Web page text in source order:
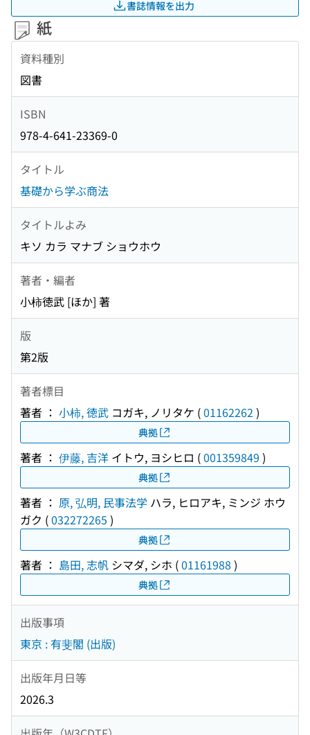
書誌情報を出力
紙
資料種別
図書
ISBN
978-4-641-23369-0
タイトル
基礎から学ぶ商法
タイトルよみ
キソ カラ マナブ ショウホウ
著者・編者
小柿徳武 [ほか] 著
版
第2版
著者標目
著者 ： 小柿, 徳武 コガキ, ノリタケ (01162262 )
典拠
著者 ： 伊藤, 吉洋 イトウ, ヨシヒロ (001359849 )
典拠
著者 ： 原, 弘明, 民事法学 ハラ, ヒロアキ, ミンジ ホウ
ガク (032272265 )
典拠
著者 ： 島田, 志帆 シマダ, シホ (01161988 )
典拠
出版事項
東京 : 有斐閣 (出版)
出版年月日等
2026.3